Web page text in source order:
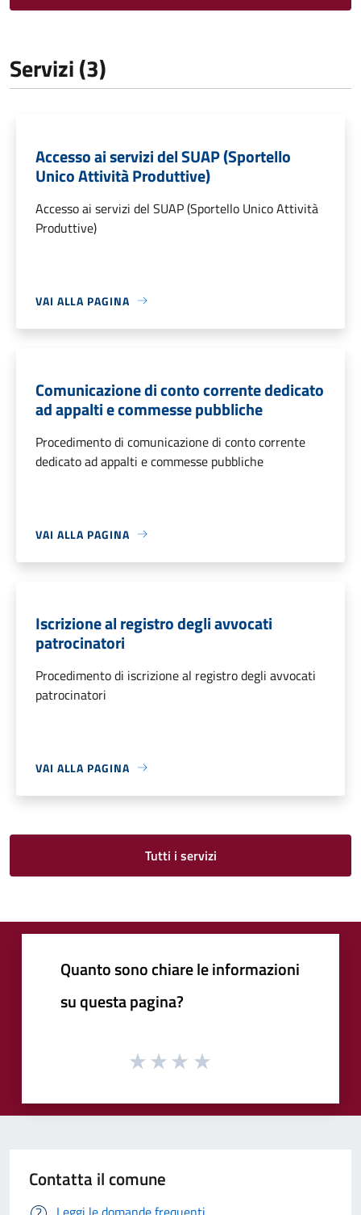
Servizi (3)
Accesso ai servizi del SUAP (Sportello
Unico Attività Produttive)
Accesso ai servizi del SUAP (Sportello Unico Attività
Produttive)
VAI ALLA PAGINA
Comunicazione di conto corrente dedicato
ad appalti e commesse pubbliche
Procedimento di comunicazione di conto corrente
dedicato ad appalti e commesse pubbliche
VAI ALLA PAGINA
Iscrizione al registro degli avvocati
patrocinatori
Procedimento di iscrizione al registro degli avvocati
patrocinatori
VAI ALLA PAGINA
Tutti i servizi
Quanto sono chiare le informazioni
su questa pagina?
Contatta il comune